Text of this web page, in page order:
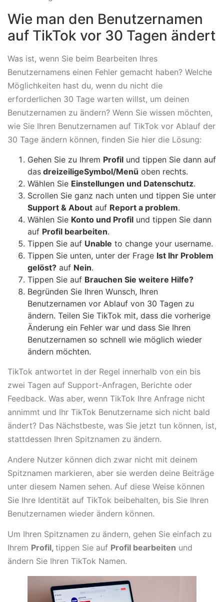
Wie man den Benutzernamen
auf TikTok vor 30 Tagen ändert
Was ist, wenn Sie beim Bearbeiten Ihres
Benutzernamens einen Fehler gemacht haben? Welche
Möglichkeiten hast du, wenn du nicht die
erforderlichen 30 Tage warten willst, um deinen
Benutzernamen zu ändern? Wenn Sie wissen möchten,
wie Sie Ihren Benutzernamen auf TikTok vor Ablauf der
30 Tage ändern können, finden Sie hier die Lösung:
Gehen Sie zu Ihrem Profil und tippen Sie dann auf
das dreizeiligeSymbol/Menü oben rechts.
Wählen Sie Einstellungen und Datenschutz.
Scrollen Sie ganz nach unten und tippen Sie unter
Support & About auf Report a problem.
Wählen Sie Konto und Profil und tippen Sie dann
auf Profil bearbeiten.
Tippen Sie auf Unable to change your username.
Tippen Sie unten, unter der Frage Ist Ihr Problem
gelöst? auf Nein.
Tippen Sie auf Brauchen Sie weitere Hilfe?
Begründen Sie Ihren Wunsch, Ihren
Benutzernamen vor Ablauf von 30 Tagen zu
ändern. Teilen Sie TikTok mit, dass die vorherige
Änderung ein Fehler war und dass Sie Ihren
Benutzernamen so schnell wie möglich wieder
ändern möchten.
TikTok antwortet in der Regel innerhalb von ein bis
zwei Tagen auf Support-Anfragen, Berichte oder
Feedback. Was aber, wenn TikTok Ihre Anfrage nicht
annimmt und Ihr TikTok Benutzername sich nicht bald
ändert? Das Nächstbeste, was Sie jetzt tun können, ist,
stattdessen Ihren Spitznamen zu ändern.
Andere Nutzer können dich zwar nicht mit deinem
Spitznamen markieren, aber sie werden deine Beiträge
unter diesem Namen sehen. Auf diese Weise können
Sie Ihre Identität auf TikTok beibehalten, bis Sie Ihren
Benutzernamen wieder ändern können.
Um Ihren Spitznamen zu ändern, gehen Sie einfach zu
Ihrem Profil, tippen Sie auf Profil bearbeiten und
ändern Sie Ihren TikTok Namen.